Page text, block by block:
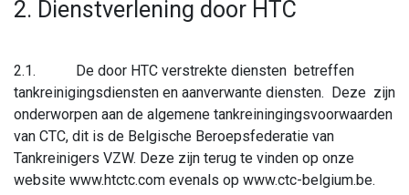
2. Dienstverlening door HTC
2.1. De door HTC verstrekte diensten betreffen
tankreinigingsdiensten en aanverwante diensten. Deze zijn
onderworpen aan de algemene tankreiningingsvoorwaarden
van CTC, dit is de Belgische Beroepsfederatie van
Tankreinigers VZW. Deze zijn terug te vinden op onze
website www.htctc.com evenals op www.ctc-belgium.be.